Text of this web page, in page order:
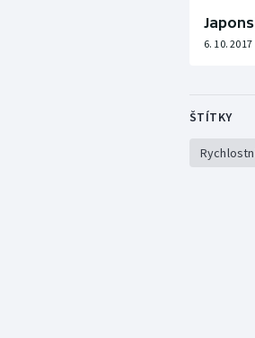
6. 10. 2017
ŠTÍTKY